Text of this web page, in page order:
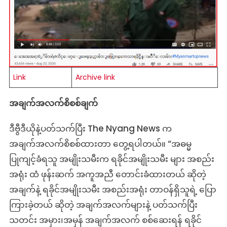
တဲ့
သတင်း
တု
Link Archive link
အချက်အလက်စိစစ်ချက်
ဒီဗွီဒီယိုနဲ့ပတ်သက်ပြီး The Nyang News က
အချက်အလက်စိစစ်ထားတာ တွေ့ရပါတယ်။ “အဓမ္မ
ပြုကျင့်ခံရသူ အမျိုးသမီးက ရခိုင်အမျိုးသမီး များ အစည်း
အရုံး ထံ ဖုန်းဆက် အကူအညီ တောင်းခံထားတယ် ဆိုတဲ့
အချက်နဲ့ ရခိုင်အမျိုးသမီး အစည်းအရုံး တာဝန်ရှိသူရဲ့ ပြော
ကြားခဲ့တယ် ဆိုတဲ့ အချက်အလက်များနဲ့ ပတ်သက်ပြီး
သတင်း အမှား၊အမှန် အချက်အလက် စစ်ဆေးရန် ရခိုင်